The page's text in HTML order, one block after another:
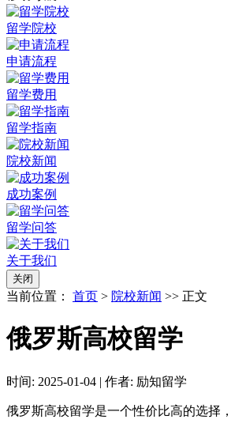
留学院校
申请流程
留学费用
留学指南
院校新闻
成功案例
留学问答
关于我们
关闭
当前位置： 首页 > 院校新闻 >> 正文
俄罗斯高校留学
时间: 2025-01-04 | 作者: 励知留学
俄罗斯高校留学是一个性价比高的选择